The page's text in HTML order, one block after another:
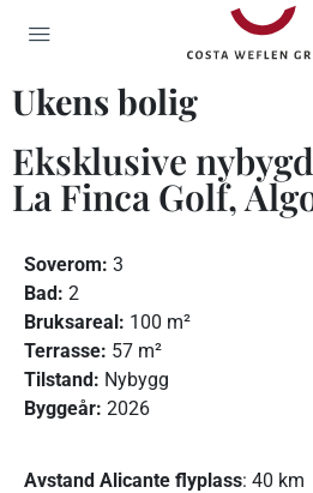
Ukens bolig
Eksklusive
La Finca Golf,
Soverom: 3
Bad: 2
Bruksareal: 100 m²
Terrasse: 57 m²
Tilstand: Nybygg
Byggeår: 2026
Avstand Alicante flyplass: 40 km